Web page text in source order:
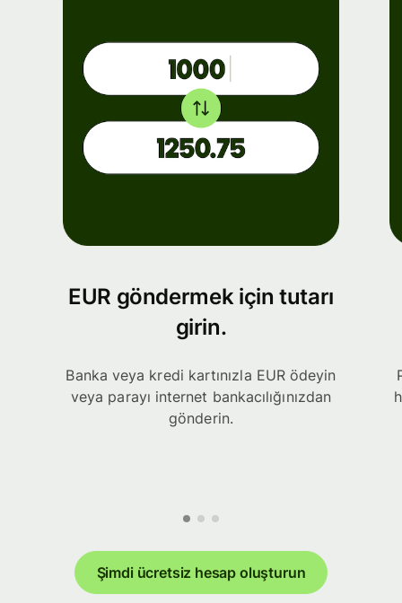
EUR göndermek için tutarı
girin.
Banka veya kredi kartınızla EUR ödeyin
veya parayı internet bankacılığınızdan
gönderin.
Şimdi ücretsiz hesap oluşturun